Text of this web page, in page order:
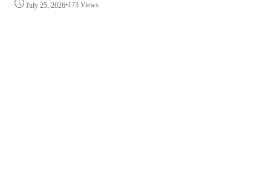
July 25, 2026•173 Views